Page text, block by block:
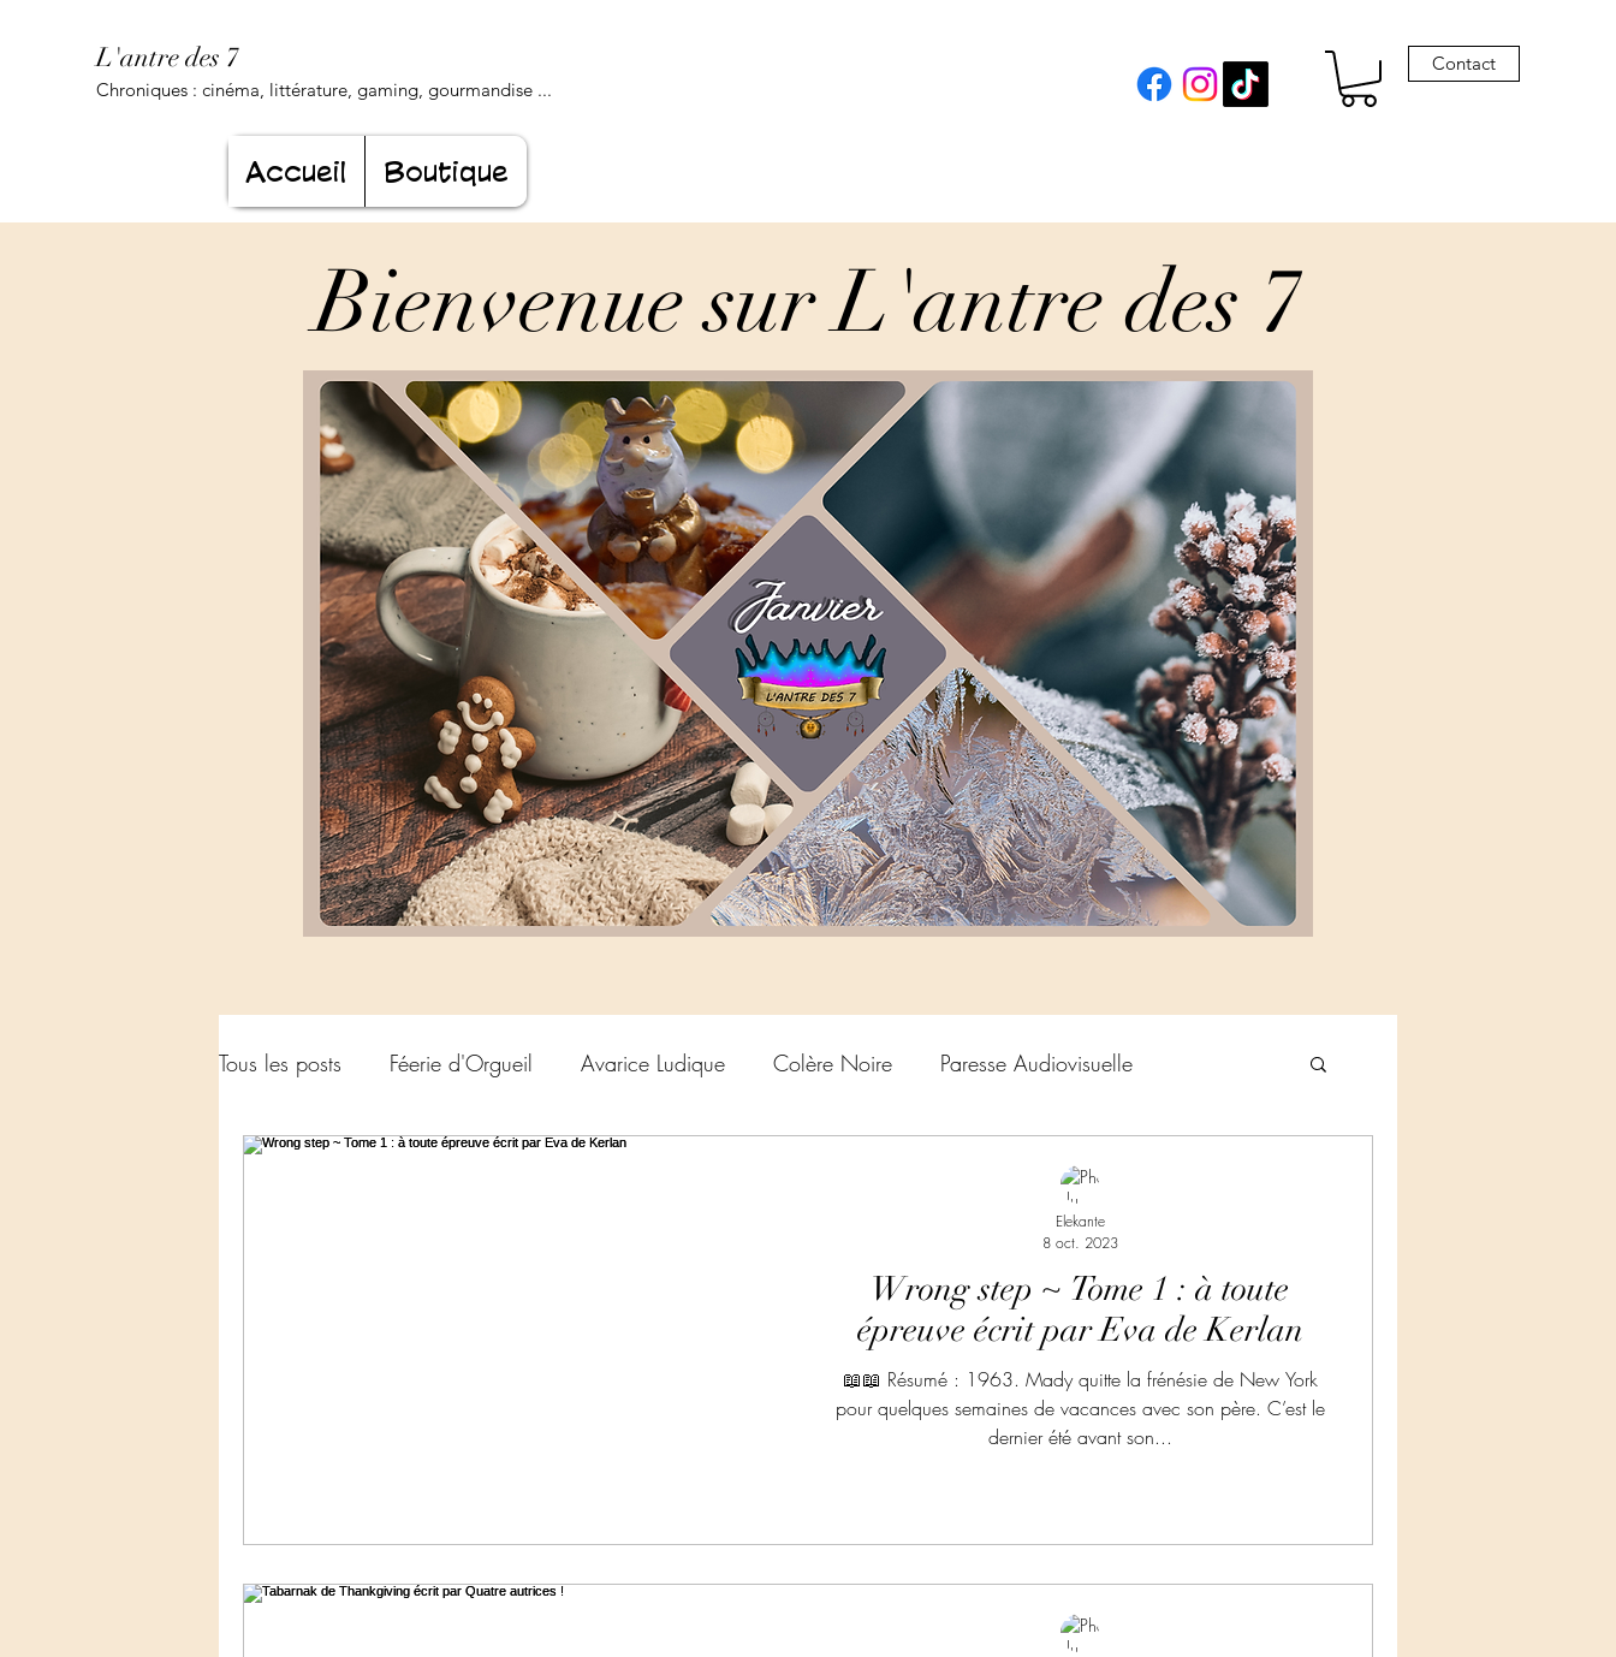
L'antre des 7
Chroniques : cinéma, littérature, gaming, gourmandise ...
Contact
Accueil Boutique
Bienvenue sur L'antre des 7
Tous les posts Féerie d'Orgueil Avarice Ludique Colère Noire Paresse Audiovisuelle
Luxure Envoûtante Gourmandise Proscrite
Folie Lycéenne Envie de Drames
Sombre Luxure Audio libre
Envie de Cosy Mystery
Wrong step ~ Tome 1 : à toute
épreuve écrit par Eva de Kerlan
📖📖 Résumé : 1963. Mady quitte la frénésie de New York
pour quelques semaines de vacances avec son père. C’est le
dernier été avant son...
Elekante
8 oct. 2023